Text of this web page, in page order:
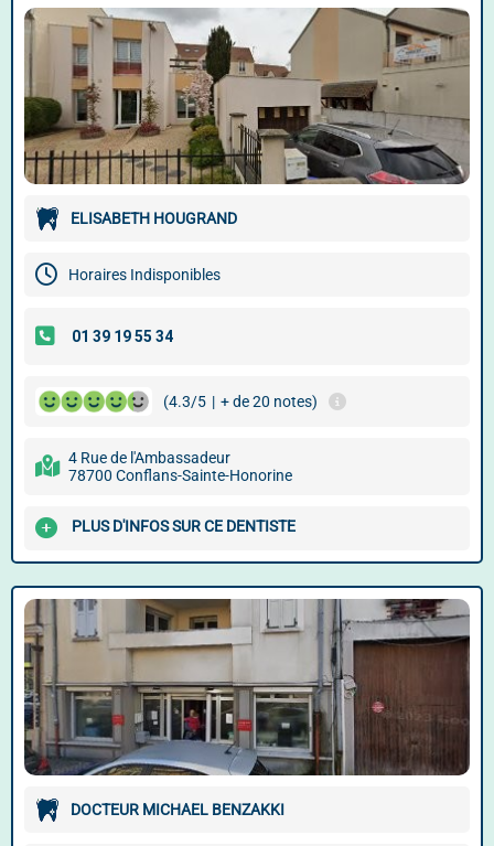
ELISABETH HOUGRAND
Horaires Indisponibles
(4.3/5 | + de 20 notes)
4 Rue de l'Ambassadeur
78700 Conflans-Sainte-Honorine
PLUS D'INFOS SUR CE DENTISTE
DOCTEUR MICHAEL BENZAKKI